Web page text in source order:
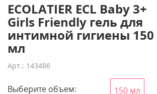
ECOLATIER ECL Baby 3+
Girls Friendly гель для
интимной гигиены 150
мл
Арт.: 143486
Выберите объем: 150 мл